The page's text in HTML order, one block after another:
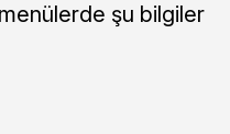
şu bilgiler